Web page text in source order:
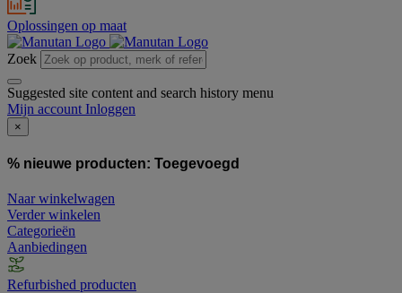
Oplossingen op maat
Zoek
Suggested site content and search history menu
Mijn account Inloggen
×
% nieuwe producten: Toegevoegd
Naar winkelwagen
Verder winkelen
Categorieën
Aanbiedingen
Refurbished producten